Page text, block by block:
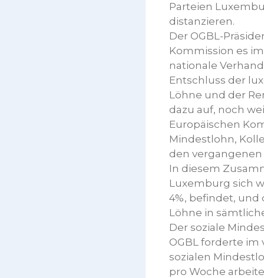
Parteien
distanzieren.
Der OGBL-
Kommission es
nationale
Entschluss der
Löhne und der
dazu auf, noch
Europäischen
Mindestlohn,
den
In diesem
Luxemburg sich
4%, befindet, und
Löhne in
Der soziale
OGBL forderte im
sozialen
pro Woche